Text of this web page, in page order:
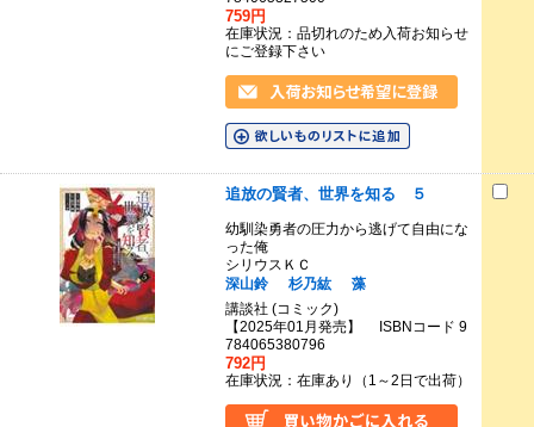
759円
在庫状況：品切れのため入荷お知らせ
にご登録下さい
追放の賢者、世界を知る ５
幼馴染勇者の圧力から逃げて自由にな
った俺
シリウスＫＣ
深山鈴
杉乃紘
藻
講談社 (コミック)
【2025年01月発売】 ISBNコード 9
784065380796
792円
在庫状況：在庫あり（1～2日で出荷）